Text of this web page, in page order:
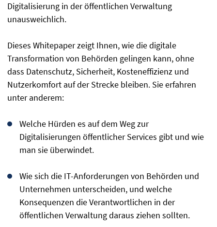
Digitalisierung in der öffentlichen Verwaltung
unausweichlich.
Dieses Whitepaper zeigt Ihnen, wie die digitale
Transformation von Behörden gelingen kann, ohne
dass Datenschutz, Sicherheit, Kosteneffizienz und
Nutzerkomfort auf der Strecke bleiben. Sie erfahren
unter anderem:
Welche Hürden es auf dem Weg zur
Digitalisierungen öffentlicher Services gibt und wie
man sie überwindet.
Wie sich die IT-Anforderungen von Behörden und
Unternehmen unterscheiden, und welche
Konsequenzen die Verantwortlichen in der
öffentlichen Verwaltung daraus ziehen sollten.